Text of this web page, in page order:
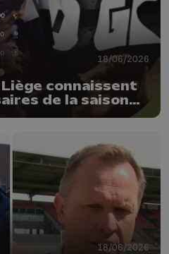
18/06/2026
connaissent
de la saison
18/06/2026